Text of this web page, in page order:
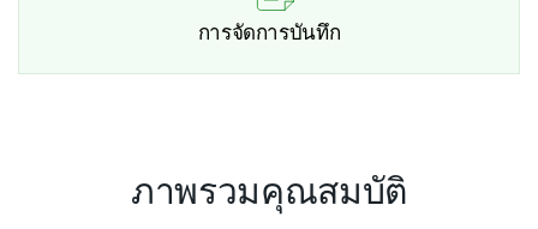
การจัดการบันทึก
ภาพรวมคุณสมบัติ